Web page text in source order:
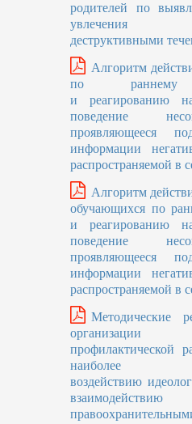
родителей по
увлечения
деструктивными
Алгоритм
по раннему
и реагированию
поведение
проявляющееся
информации
распространяемой в
Алгоритм
обучающихся по
и реагированию
поведение
проявляющееся
информации
распространяемой в
Методические
профилактической
наиболее
воздействию